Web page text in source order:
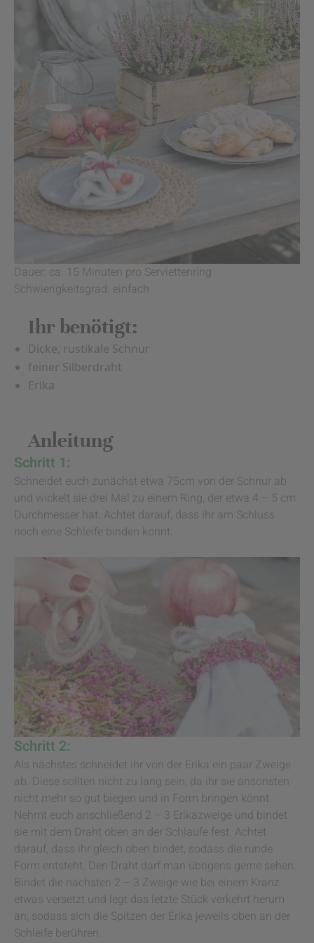
Dauer: ca. 15 Minuten pro Serviettenring
Schwierigkeitsgrad: einfach
Ihr benötigt:
Dicke, rustikale Schnur
feiner Silberdraht
Erika
Anleitung
Schritt 1:
Schneidet euch zunächst etwa 75cm von der Schnur ab
und wickelt sie drei Mal zu einem Ring, der etwa 4 – 5 cm
Durchmesser hat. Achtet darauf, dass ihr am Schluss
noch eine Schleife binden könnt.
Schritt 2:
Als nächstes schneidet ihr von der Erika ein paar Zweige
ab. Diese sollten nicht zu lang sein, da ihr sie ansonsten
nicht mehr so gut biegen und in Form bringen könnt.
Nehmt euch anschließend 2 – 3 Erikazweige und bindet
sie mit dem Draht oben an der Schlaufe fest. Achtet
darauf, dass ihr gleich oben bindet, sodass die runde
Form entsteht. Den Draht darf man übrigens gerne sehen.
Bindet die nächsten 2 – 3 Zweige wie bei einem Kranz
etwas versetzt und legt das letzte Stück verkehrt herum
an, sodass sich die Spitzen der Erika jeweils oben an der
Schleife berühren.